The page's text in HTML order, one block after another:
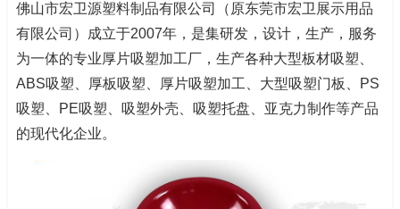
佛山市宏卫源塑料制品有限公司（原东莞市宏卫展示用品
有限公司）成立于2007年，是集研发，设计，生产，服务
为一体的专业厚片吸塑加工厂，生产各种大型板材吸塑、
ABS吸塑、厚板吸塑、厚片吸塑加工、大型吸塑门板、PS
吸塑、PE吸塑、吸塑外壳、吸塑托盘、亚克力制作等产品
的现代化企业。